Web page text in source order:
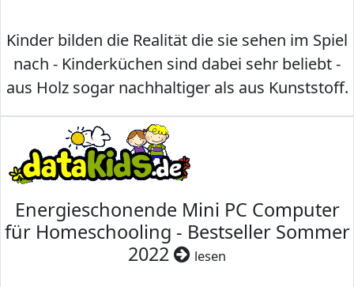
Kinder bilden die Realität die sie sehen im Spiel
nach - Kinderküchen sind dabei sehr beliebt -
aus Holz sogar nachhaltiger als aus Kunststoff.
Energieschonende Mini PC Computer
für Homeschooling - Bestseller Sommer
2022
lesen